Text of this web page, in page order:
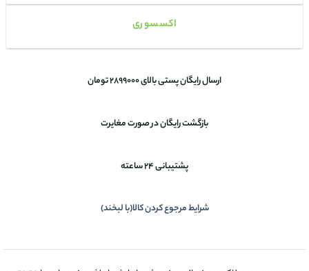
اکسسوری
ارسال رایگان پستی بالای 2899000 تومان
بازگشت رایگان در صورت مغایرت
پشتیبانی 24 ساعته
شرایط مرجوع کردن کالا(با لبخند)